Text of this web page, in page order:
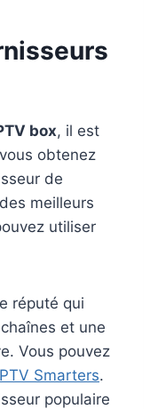
box, il est
obtenez
de
meilleurs
utiliser
réputé qui
et une
Vous pouvez
Smarters.
populaire